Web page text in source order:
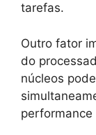
tarefas.
Outro fator
do
núcleos
performance